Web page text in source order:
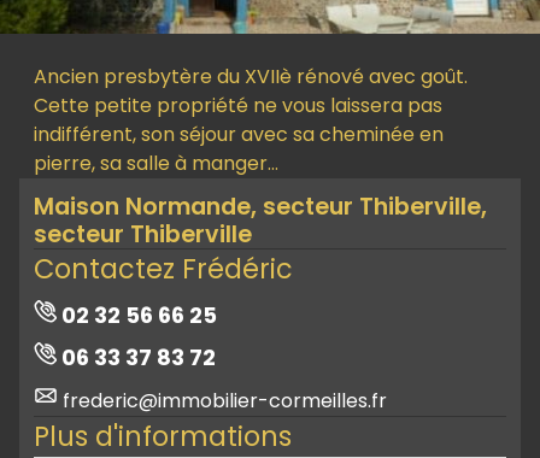
Ancien presbytère du XVIIè rénové avec goût.
Cette petite propriété ne vous laissera pas
indifférent, son séjour avec sa cheminée en
pierre, sa salle à manger…
Maison Normande, secteur Thiberville,
secteur Thiberville
Contactez Frédéric
02 32 56 66 25
06 33 37 83 72
frederic@immobilier-cormeilles.fr
Plus d'informations